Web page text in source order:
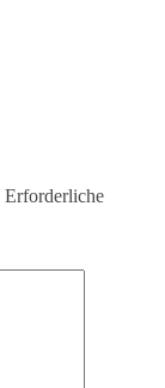
Erforderliche